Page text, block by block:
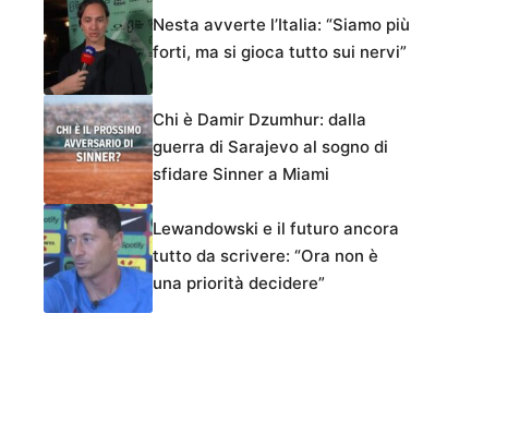
Nesta avverte l’Italia: “Siamo più
forti, ma si gioca tutto sui nervi”
Chi è Damir Dzumhur: dalla
guerra di Sarajevo al sogno di
sfidare Sinner a Miami
Lewandowski e il futuro ancora
tutto da scrivere: “Ora non è
una priorità decidere”